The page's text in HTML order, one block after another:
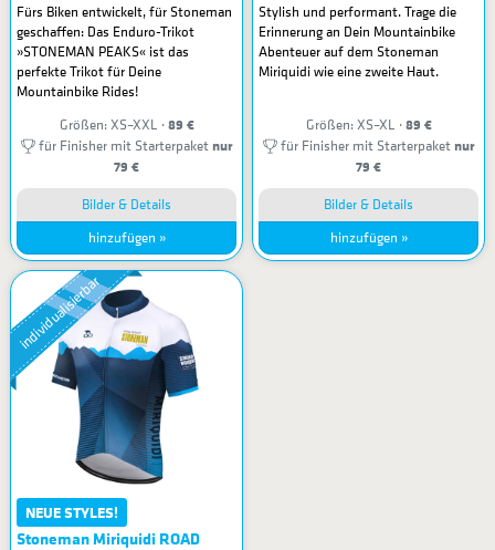
Fürs Biken entwickelt, für Stoneman
geschaffen: Das Enduro-Trikot
»STONEMAN PEAKS« ist das
perfekte Trikot für Deine
Mountainbike Rides!
Größen: XS–XXL ·89 €
für Finisher mit Starterpaketnur
79 €
Bilder & Details
hinzufügen »
Stylish und performant. Trage die
Erinnerung an Dein Mountainbike
Abenteuer auf dem Stoneman
Miriquidi wie eine zweite Haut.
Größen: XS–XL ·89 €
für Finisher mit Starterpaketnur
79 €
Bilder & Details
hinzufügen »
NEUE STYLES!
Stoneman Miriquidi ROAD
individualisierbar